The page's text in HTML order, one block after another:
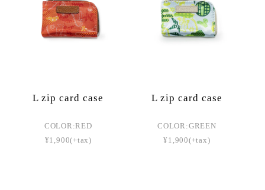
L zip card case
COLOR:RED
¥1,900(+tax)
L zip card case
COLOR:GREEN
¥1,900(+tax)